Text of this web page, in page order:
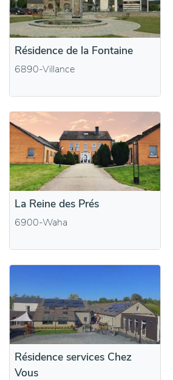
Résidence de la Fontaine
6890-Villance
La Reine des Prés
6900-Waha
Résidence services Chez
Vous